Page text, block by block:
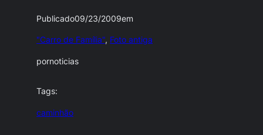
Publicado09/23/2009em
"Carro de Família", Foto antiga
pornoticias
Tags:
caminhão